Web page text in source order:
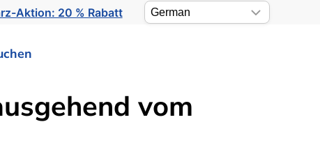
Aktion: 20 % Rabatt
vom